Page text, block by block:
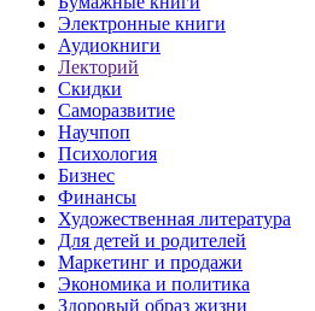
Электронные книги
Аудиокниги
Лекторий
Скидки
Саморазвитие
Научпоп
Психология
Бизнес
Финансы
Художественная литература
Для детей и родителей
Маркетинг и продажи
Экономика и политика
Здоровый образ жизни